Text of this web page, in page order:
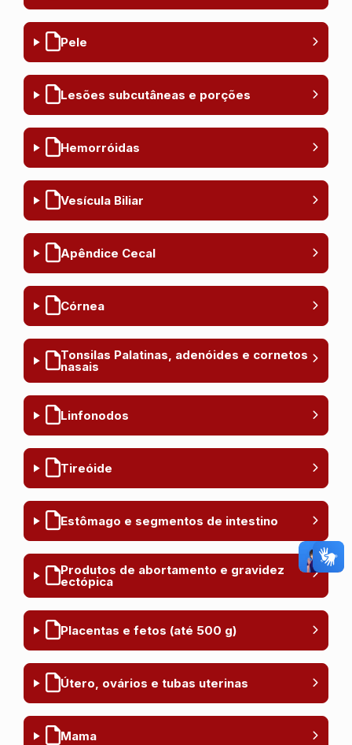
Pele
Lesões subcutâneas e porções
Hemorróidas
Vesícula Biliar
Apêndice Cecal
Córnea
Tonsilas Palatinas, adenóides e cornetos
nasais
Linfonodos
Tireóide
Estômago e segmentos de intestino
Produtos de abortamento e gravidez
ectópica
Placentas e fetos (até 500 g)
Útero, ovários e tubas uterinas
Mama